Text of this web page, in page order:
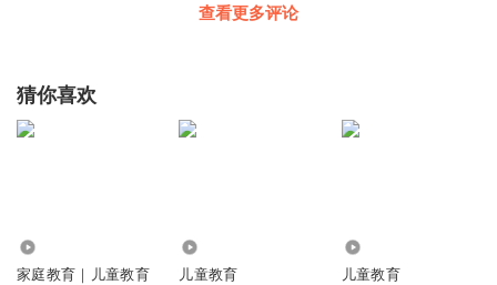
查看更多评论
猜你喜欢
家庭教育｜儿童教育
儿童教育 儿童教育